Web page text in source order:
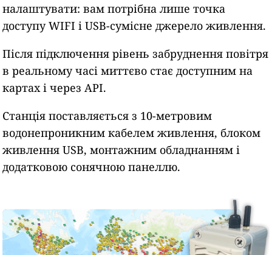
налаштувати: вам потрібна лише точка
доступу WIFI і USB-сумісне джерело живлення.
Після підключення рівень забруднення повітря
в реальному часі миттєво стає доступним на
картах і через API.
Станція поставляється з 10-метровим
водонепроникним кабелем живлення, блоком
живлення USB, монтажним обладнанням і
додатковою сонячною панеллю.